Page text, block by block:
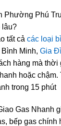
Phường Phú
lâu?
tất cả các loại
Minh, Gia
hàng mà thời
hoặc
trong 15 phút
Gas Nhanh
bếp gas chính